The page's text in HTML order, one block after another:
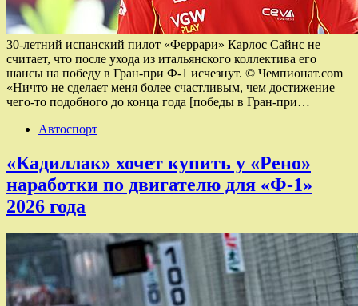
30-летний испанский пилот «Феррари» Карлос Сайнс не
считает, что после ухода из итальянского коллектива его
шансы на победу в Гран-при Ф-1 исчезнут. © Чемпионат.com
«Ничто не сделает меня более счастливым, чем достижение
чего-то подобного до конца года [победы в Гран-при…
Автоспорт
«Кадиллак» хочет купить у «Рено»
наработки по двигателю для «Ф-1»
2026 года